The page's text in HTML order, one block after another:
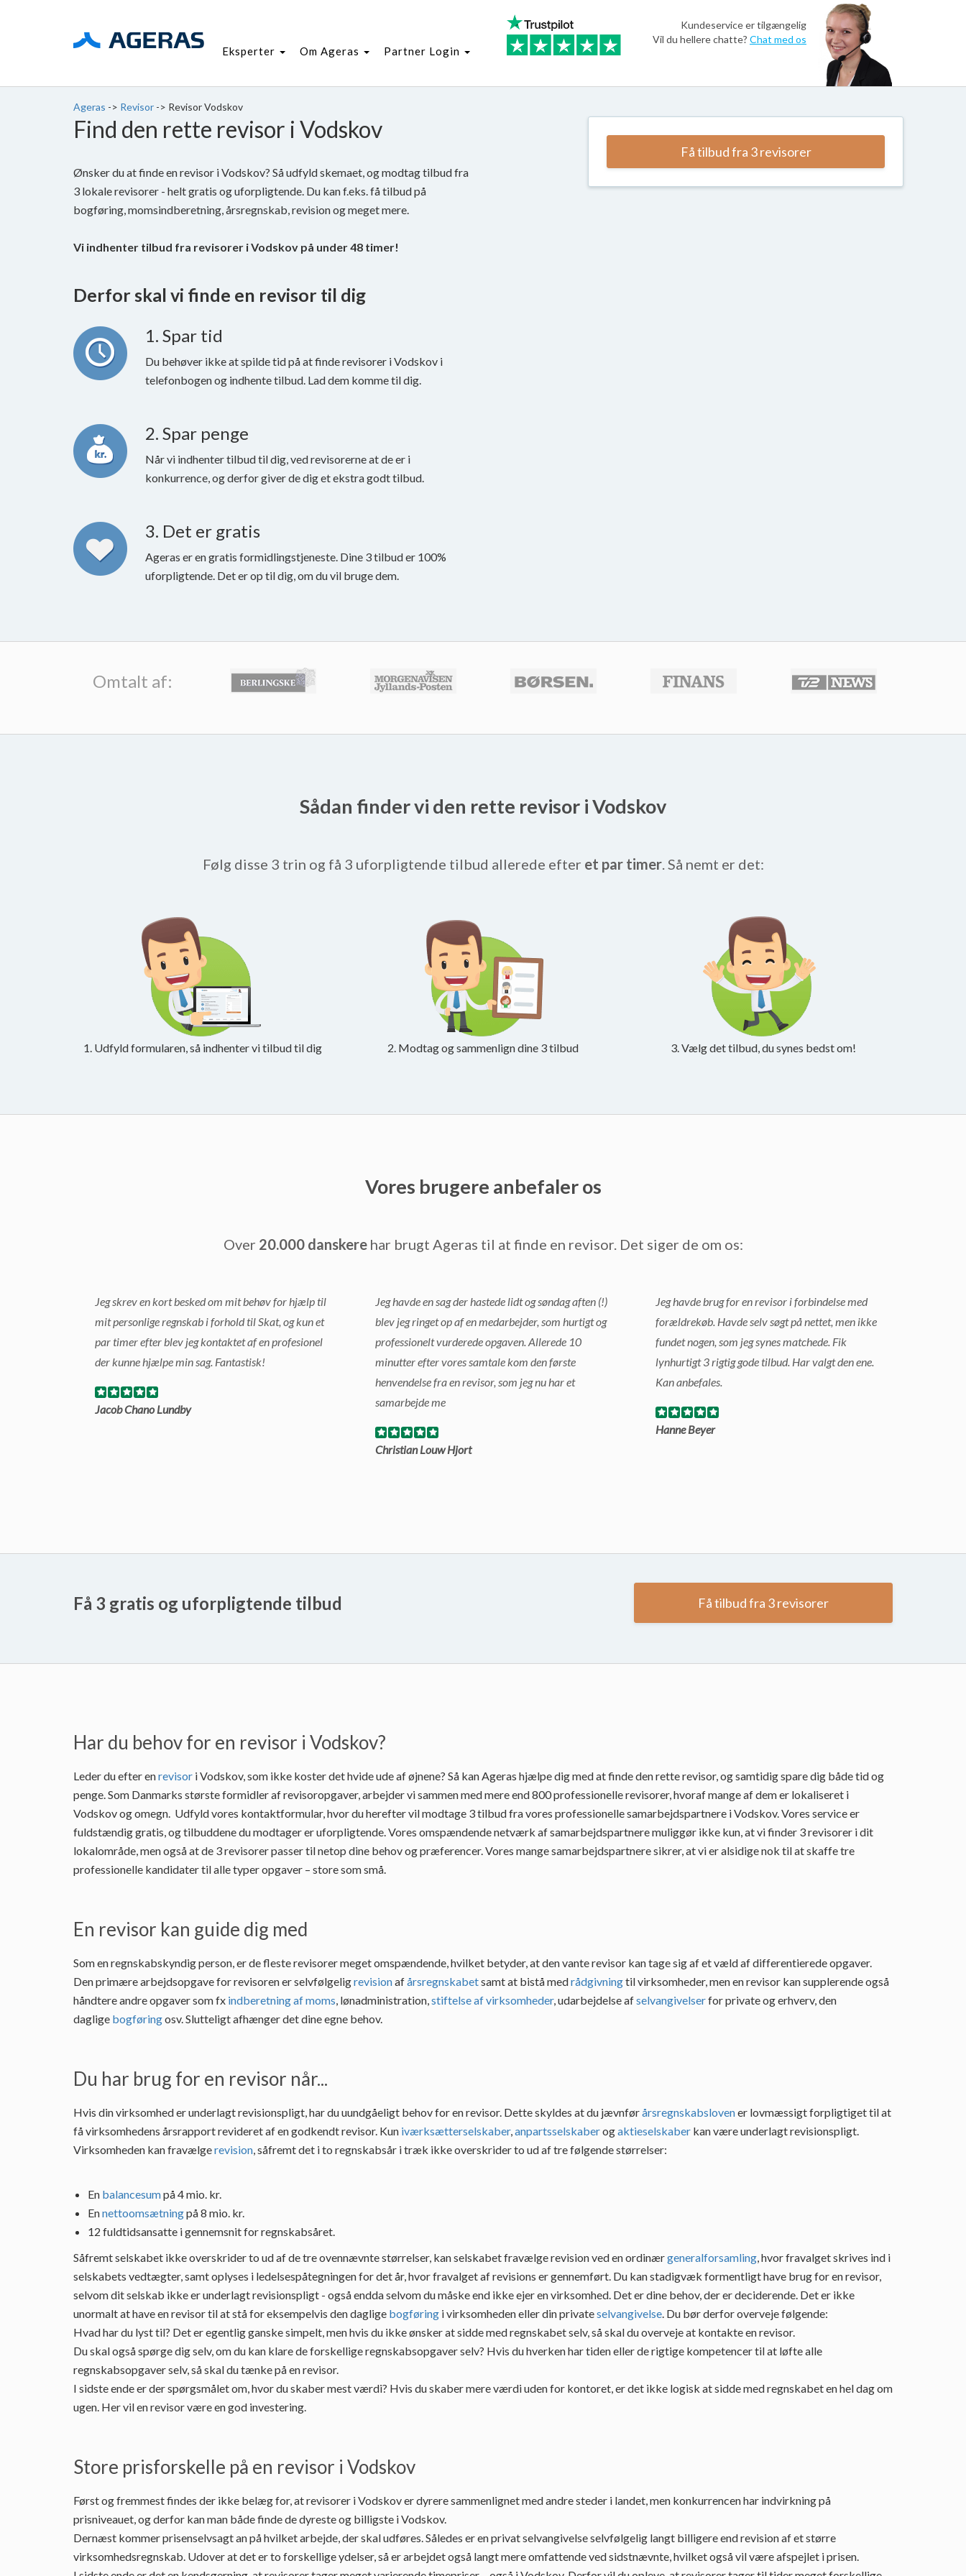
Eksperter Om Ageras Partner Login
Kundeservice er tilgængelig
Vil du hellere chatte? Chat med os
Ageras -> Revisor -> Revisor Vodskov
Find den rette revisor i Vodskov
Ønsker du at finde en revisor i Vodskov? Så udfyld skemaet, og modtag tilbud fra
3 lokale revisorer - helt gratis og uforpligtende. Du kan f.eks. få tilbud på
bogføring, momsindberetning, årsregnskab, revision og meget mere.
Vi indhenter tilbud fra revisorer i Vodskov på under 48 timer!
Få tilbud fra 3 revisorer
Derfor skal vi finde en revisor til dig
1. Spar tid
Du behøver ikke at spilde tid på at finde revisorer i Vodskov i
telefonbogen og indhente tilbud. Lad dem komme til dig.
2. Spar penge
Når vi indhenter tilbud til dig, ved revisorerne at de er i
konkurrence, og derfor giver de dig et ekstra godt tilbud.
3. Det er gratis
Ageras er en gratis formidlingstjeneste. Dine 3 tilbud er 100%
uforpligtende. Det er op til dig, om du vil bruge dem.
Omtalt af:
Sådan finder vi den rette revisor i Vodskov
Følg disse 3 trin og få 3 uforpligtende tilbud allerede efter et par timer. Så nemt er det:
1. Udfyld formularen, så indhenter vi tilbud til dig 2. Modtag og sammenlign dine 3 tilbud 3. Vælg det tilbud, du synes bedst om!
Vores brugere anbefaler os
Over 20.000 danskerehar brugt Ageras til at finde en revisor. Det siger de om os:
Jeg skrev en kort besked om mit behøv for hjælp til
mit personlige regnskab i forhold til Skat, og kun et
par timer efter blev jeg kontaktet af en profesionel
der kunne hjælpe min sag. Fantastisk!
Jacob Chano Lundby
Jeg havde en sag der hastede lidt og søndag aften (!)
blev jeg ringet op af en medarbejder, som hurtigt og
professionelt vurderede opgaven. Allerede 10
minutter efter vores samtale kom den første
henvendelse fra en revisor, som jeg nu har et
samarbejde me
Christian Louw Hjort
Jeg havde brug for en revisor i forbindelse med
forældrekøb. Havde selv søgt på nettet, men ikke
fundet nogen, som jeg synes matchede. Fik
lynhurtigt 3 rigtig gode tilbud. Har valgt den ene.
Kan anbefales.
Hanne Beyer
Få 3 gratis og uforpligtende tilbud Få tilbud fra 3 revisorer
Har du behov for en revisor i Vodskov?
Leder du efter enrevisor i Vodskov, som ikke koster det hvide ude af øjnene? Så kan Ageras hjælpe dig med at finde den rette revisor, og samtidig spare dig både tid og
penge. Som Danmarks største formidler af revisoropgaver, arbejder vi sammen med mere end 800 professionelle revisorer, hvoraf mange af dem er lokaliseret i
Vodskov og omegn. Udfyld vores kontaktformular, hvor du herefter vil modtage 3 tilbud fra vores professionelle samarbejdspartnere i Vodskov. Vores service er
fuldstændig gratis, og tilbuddene du modtager er uforpligtende. Vores omspændende netværk af samarbejdspartnere muliggør ikke kun, at vi finder 3 revisorer i dit
lokalområde, men også at de 3 revisorer passer til netop dine behov og præferencer. Vores mange samarbejdspartnere sikrer, at vi er alsidige nok til at skaffe tre
professionelle kandidater til alle typer opgaver – store som små.
En revisor kan guide dig med
Som en regnskabskyndig person, er de fleste revisorer meget omspændende, hvilket betyder, at den vante revisor kan tage sig af et væld af differentierede opgaver.
Den primære arbejdsopgave for revisoren er selvfølgeligrevisionafårsregnskabetsamt at bistå medrådgivningtil virksomheder, men en revisor kan supplerende også
håndtere andre opgaver som fx indberetning af moms, lønadministration,stiftelse af virksomheder, udarbejdelse afselvangivelserfor private og erhverv, den
daglige bogføringosv. Slutteligt afhænger det dine egne behov.
Du har brug for en revisor når...
Hvis din virksomhed er underlagt revisionspligt, har du uundgåeligt behov for en revisor. Dette skyldes at du jævnførårsregnskabslovener lovmæssigt forpligtiget til at
få virksomhedens årsrapport revideret af en godkendt revisor. Kun iværksætterselskaber,anpartsselskaberogaktieselskaber kan være underlagt revisionspligt.
Virksomheden kan fravælgerevision, såfremt det i to regnskabsår i træk ikke overskrider to ud af tre følgende størrelser:
En balancesumpå 4 mio. kr.
Ennettoomsætningpå 8 mio. kr.
12 fuldtidsansatte i gennemsnit for regnskabsåret.
Såfremt selskabet ikke overskrider to ud af de tre ovennævnte størrelser, kan selskabet fravælge revision ved en ordinærgeneralforsamling, hvor fravalget skrives ind i
selskabets vedtægter, samt oplyses i ledelsespåtegningen for det år, hvor fravalget af revisions er gennemført. Du kan stadigvæk formentligt have brug for en revisor,
selvom dit selskab ikke er underlagt revisionspligt - også endda selvom du måske end ikke ejer en virksomhed. Det er dine behov, der er deciderende. Det er ikke
unormalt at have en revisor til at stå for eksempelvis den daglige bogføring i virksomheden eller din privateselvangivelse. Du bør derfor overveje følgende:
Hvad har du lyst til? Det er egentlig ganske simpelt, men hvis du ikke ønsker at sidde med regnskabet selv, så skal du overveje at kontakte en revisor.
Du skal også spørge dig selv, om du kan klare de forskellige regnskabsopgaver selv? Hvis du hverken har tiden eller de rigtige kompetencer til at løfte alle
regnskabsopgaver selv, så skal du tænke på en revisor.
I sidste ende er der spørgsmålet om, hvor du skaber mest værdi? Hvis du skaber mere værdi uden for kontoret, er det ikke logisk at sidde med regnskabet en hel dag om
ugen. Her vil en revisor være en god investering.
Store prisforskelle på en revisor i Vodskov
Først og fremmest findes der ikke belæg for, at revisorer i Vodskov er dyrere sammenlignet med andre steder i landet, men konkurrencen har indvirkning på
prisniveauet, og derfor kan man både finde de dyreste og billigste i Vodskov.
Dernæst kommer prisenselvsagt an på hvilket arbejde, der skal udføres. Således er en privat selvangivelse selvfølgelig langt billigere end revision af et større
virksomhedsregnskab. Udover at det er to forskellige ydelser, så er arbejdet også langt mere omfattende ved sidstnævnte, hvilket også vil være afspejlet i prisen.